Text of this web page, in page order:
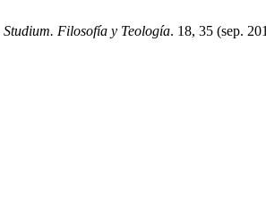
Studium. Filosofía y Teología. 18, 35 (sep.